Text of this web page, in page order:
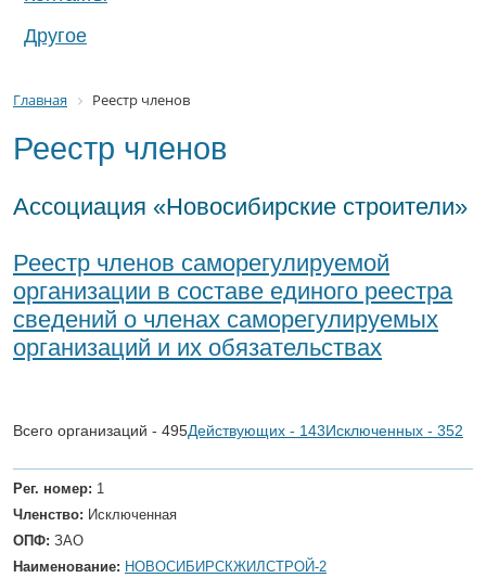
Другое
Главная Реестр членов
Реестр членов
Ассоциация «Новосибирские строители»
Реестр членов саморегулируемой
организации в составе единого реестра
сведений о членах саморегулируемых
организаций и их обязательствах
Всего организаций - 495Действующих - 143Исключенных - 352
Рег. номер: 1
Членство: Исключенная
ОПФ: ЗАО
Наименование: НОВОСИБИРСКЖИЛСТРОЙ-2